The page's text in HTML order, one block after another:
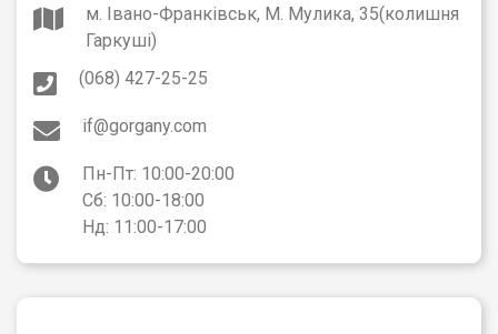
м. Івано-Франківськ, М. Мулика, 35(колишня
Гаркуші)
(068) 427-25-25
if@gorgany.com
Пн-Пт: 10:00-20:00
Сб: 10:00-18:00
Нд: 11:00-17:00